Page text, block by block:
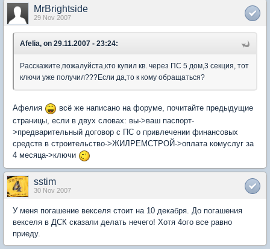
MrBrightside
29 Nov 2007
Afelia, on 29.11.2007 - 23:24:
Расскажите,пожалуйста,кто купил кв. через ПС 5 дом,3 секция, тот
ключи уже получил???Если да,то к кому обращаться?
Афелия
всё же написано на форуме, почитайте предыдущие
страницы, если в двух словах: вы->ваш паспорт-
>предварительный договор с ПС о привлечении финансовых
средств в строительство->ЖИЛРЕМСТРОЙ->оплата комуслуг за
4 месяца->ключи
sstim
30 Nov 2007
У меня погашение векселя стоит на 10 декабря. До погашения
векселя в ДСК сказали делать нечего! Хотя 4ого все равно
приеду.